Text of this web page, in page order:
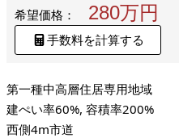
希望価格：
280万円
手数料を計算する
第一種中高層住居専用地域
建ぺい率60%, 容積率200%
西側4m市道